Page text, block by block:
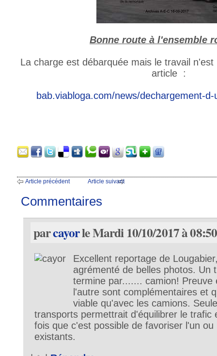
Bonne route à l'ensemble
La charge est débarquée mais le travail
article :
bab.viabloga.com/news/dechargement-
Article précédent Article suivant
Commentaires
parcayorle Mardi 10/10/2017 à 08:50
Excellent reportage de
agrémenté de belles photos. Un
termine par....... camion! Preuve
l'autre sont complémentaires et
viable qu'avec les camions.
transports permettrait d'équilibrer le trafic
fois que c'est possible de favoriser l'un
existants.